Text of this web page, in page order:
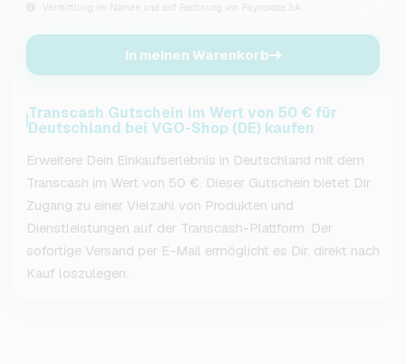
Vermittlung im Namen und auf Rechnung von Paynovate SA
In meinen Warenkorb
Transcash Gutschein im Wert von 50 € für
Deutschland bei VGO-Shop (DE) kaufen
Erweitere Dein Einkaufserlebnis in Deutschland mit dem
Transcash im Wert von 50 €. Dieser Gutschein bietet Dir
Zugang zu einer Vielzahl von Produkten und
Dienstleistungen auf der Transcash-Plattform. Der
sofortige Versand per E-Mail ermöglicht es Dir, direkt nach
Kauf loszulegen.